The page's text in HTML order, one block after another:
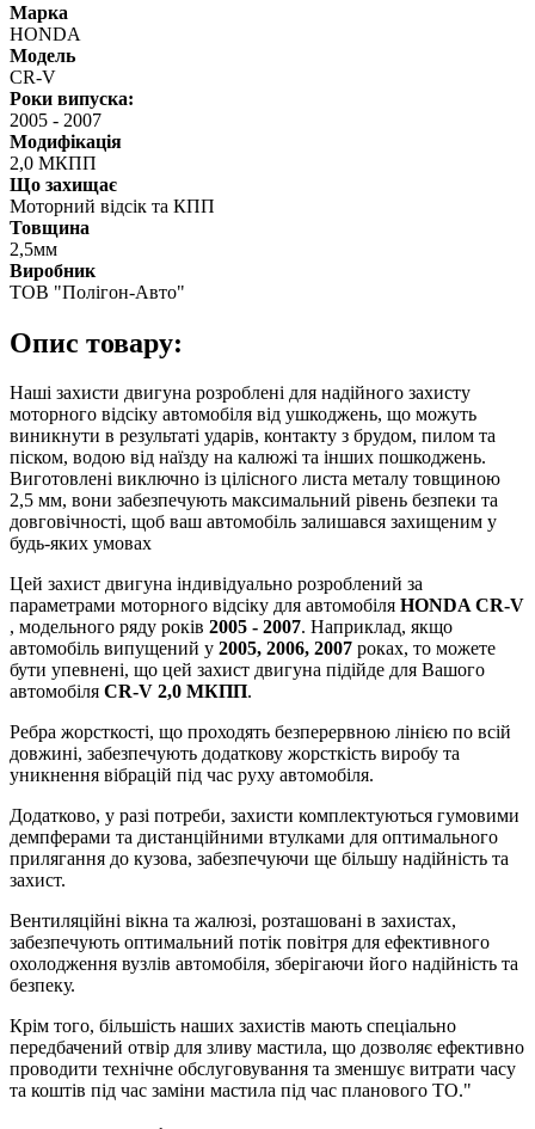
Марка
HONDA
Модель
CR-V
Роки випуска:
2005 - 2007
Модифікація
2,0 МКПП
Що захищає
Моторний відсік та КПП
Товщина
2,5мм
Виробник
ТОВ "Полігон-Авто"
Опис товару:
Наші захисти двигуна розроблені для надійного захисту
моторного відсіку автомобіля від ушкоджень, що можуть
виникнути в результаті ударів, контакту з брудом, пилом та
піском, водою від наїзду на калюжі та інших пошкоджень.
Виготовлені виключно із цілісного листа металу товщиною
2,5 мм, вони забезпечують максимальний рівень безпеки та
довговічності, щоб ваш автомобіль залишався захищеним у
будь-яких умовах
Цей захист двигуна індивідуально розроблений за
параметрами моторного відсіку для автомобіля HONDA CR-V
, модельного ряду років 2005 - 2007. Наприклад, якщо
автомобіль випущений у 2005, 2006, 2007 роках, то можете
бути упевнені, що цей захист двигуна підійде для Вашого
автомобіля CR-V 2,0 МКПП.
Ребра жорсткості, що проходять безперервною лінією по всій
довжині, забезпечують додаткову жорсткість виробу та
уникнення вібрацій під час руху автомобіля.
Додатково, у разі потреби, захисти комплектуються гумовими
демпферами та дистанційними втулками для оптимального
прилягання до кузова, забезпечуючи ще більшу надійність та
захист.
Вентиляційні вікна та жалюзі, розташовані в захистах,
забезпечують оптимальний потік повітря для ефективного
охолодження вузлів автомобіля, зберігаючи його надійність та
безпеку.
Крім того, більшість наших захистів мають спеціально
передбачений отвір для зливу мастила, що дозволяє ефективно
проводити технічне обслуговування та зменшує витрати часу
та коштів під час заміни мастила під час планового ТО."